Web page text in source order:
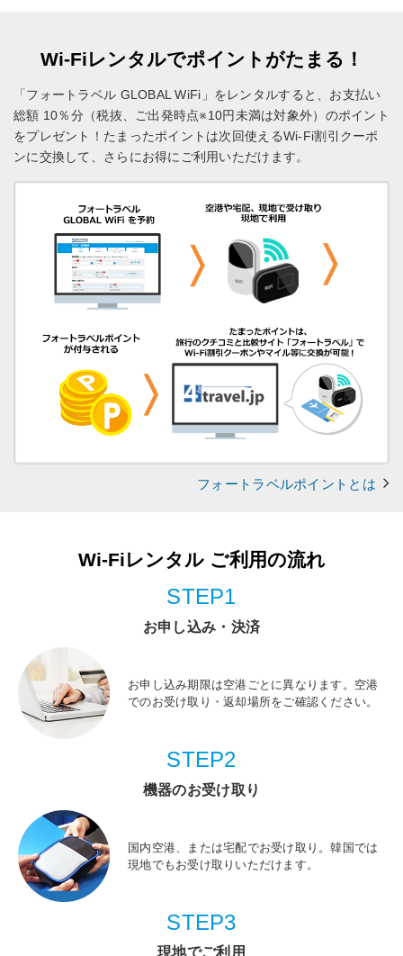
Wi-Fiレンタルでポイントがたまる！
「フォートラベル GLOBAL WiFi」をレンタルすると、お支払い
総額 10％分（税抜、ご出発時点※10円未満は対象外）のポイント
をプレゼント！ たまったポイントは次回使えるWi-Fi割引クーポ
ンに交換して、さらにお得にご利用いただけます。
フォートラベルポイントとは
Wi-Fiレンタル ご利用の流れ
STEP1
お申し込み・決済
お申し込み期限は空港ごとに異なります。空港
でのお受け取り・返却場所をご確認ください。
STEP2
機器のお受け取り
国内空港、または宅配でお受け取り。韓国では
現地でもお受け取りいただけます。
STEP3
現地でご利用